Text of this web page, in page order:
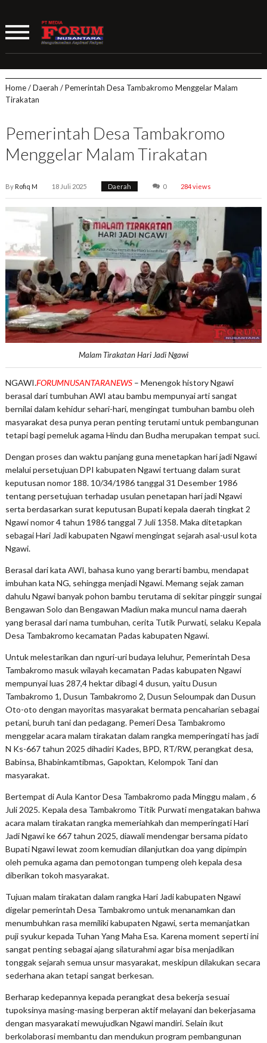
Home/Daerah /Pemerintah Desa Tambakromo Menggelar Malam
Tirakatan
Pemerintah Desa Tambakromo
Menggelar Malam Tirakatan
ByRofiq M 18 Juli 2025 Daerah 0 284 views
Malam Tirakatan Hari Jadi Ngawi
NGAWI.FORUMNUSANTARANEWS– Menengok history Ngawi
berasal dari tumbuhan AWI atau bambu mempunyai arti sangat
bernilai dalam kehidur sehari-hari, mengingat tumbuhan bambu oleh
masyarakat desa punya peran penting terutami untuk pembangunan
tetapi bagi pemeluk agama Hindu dan Budha merupakan tempat suci.
Dengan proses dan waktu panjang guna menetapkan hari jadi Ngawi
melalui persetujuan DPI kabupaten Ngawi tertuang dalam surat
keputusan nomor 188. 10/34/1986 tanggal 31 Desember 1986
tentang persetujuan terhadap usulan penetapan hari jadi Ngawi
serta berdasarkan surat keputusan Bupati kepala daerah tingkat 2
Ngawi nomor 4 tahun 1986 tanggal 7 Juli 1358. Maka ditetapkan
sebagai Hari Jadi kabupaten Ngawi mengingat sejarah asal-usul kota
Ngawi.
Berasal dari kata AWI, bahasa kuno yang berarti bambu, mendapat
imbuhan kata NG, sehingga menjadi Ngawi. Memang sejak zaman
dahulu Ngawi banyak pohon bambu terutama di sekitar pinggir sungai
Bengawan Solo dan Bengawan Madiun maka muncul nama daerah
yang berasal dari nama tumbuhan, cerita Tutik Purwati, selaku Kepala
Desa Tambakromo kecamatan Padas kabupaten Ngawi.
Untuk melestarikan dan nguri-uri budaya leluhur, Pemerintah Desa
Tambakromo masuk wilayah kecamatan Padas kabupaten Ngawi
mempunyai luas 287,4 hektar dibagi 4 dusun, yaitu Dusun
Tambakromo 1, Dusun Tambakromo 2, Dusun Seloumpak dan Dusun
Oto-oto dengan mayoritas masyarakat bermata pencaharian sebagai
petani, buruh tani dan pedagang. Pemeri Desa Tambakromo
menggelar acara malam tirakatan dalam rangka memperingati has jadi
N Ks-667 tahun 2025 dihadiri Kades, BPD, RT/RW, perangkat desa,
Babinsa, Bhabinkamtibmas, Gapoktan, Kelompok Tani dan
masyarakat.
Bertempat di Aula Kantor Desa Tambakromo pada Minggu malam , 6
Juli 2025. Kepala desa Tambakromo Titik Purwati mengatakan bahwa
acara malam tirakatan rangka memeriahkah dan memperingati Hari
Jadi Ngawi ke 667 tahun 2025, diawali mendengar bersama pidato
Bupati Ngawi lewat zoom kemudian dilanjutkan doa yang dipimpin
oleh pemuka agama dan pemotongan tumpeng oleh kepala desa
diberikan tokoh masyarakat.
Tujuan malam tirakatan dalam rangka Hari Jadi kabupaten Ngawi
digelar pemerintah Desa Tambakromo untuk menanamkan dan
menumbuhkan rasa memiliki kabupaten Ngawi, serta memanjatkan
puji syukur kepada Tuhan Yang Maha Esa. Karena moment seperti ini
sangat penting sebagai ajang silaturahmi agar bisa menjadikan
tonggak sejarah semua unsur masyarakat, meskipun dilakukan secara
sederhana akan tetapi sangat berkesan.
Berharap kedepannya kepada perangkat desa bekerja sesuai
tupoksinya masing-masing berperan aktif melayani dan bekerjasama
dengan masyarakati mewujudkan Ngawi mandiri. Selain ikut
berkolaborasi membantu dan mendukun program pembangunan